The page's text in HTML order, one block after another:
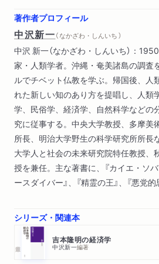
芸能史を再構成した二人／芸能者への
らつかんだもの／芸能とは「不穏」なも
そ「芸能」を愛す
〈コラム〉 大阪人折口信夫
第四章 未来で待つ人
とびきりの新しさ／死霊は踊る／「あ
き／高野山と二上山とを結ぶ線／「日本
第五章 大いなる転回
キリスト教との対話／未成立の宗教／「
第六章 心の未来のための設計図
神道の新しい方向／ムスビの神／三位
ジョン
著作者プロフィール
中沢新一（ なかざわ・しんいち ）
中沢 新一（なかざわ・しんいち）：
家・人類学者。沖縄・奄美諸島の調査
ルでチベット仏教を学ぶ。帰国後、人
れた新しい知のあり方を提唱し、人類
学、民俗学、経済学、自然科学などの
究に従事する。中央大学教授、多摩美
所長、明治大学野生の科学研究所所長
大学人と社会の未来研究院特任教授、
授を兼任。主な著書に、『カイエ・ソバ
ースダイバー』、『精霊の王』、『悪党的
シリーズ・関連本
吉本隆明の経済学
中沢新一編著